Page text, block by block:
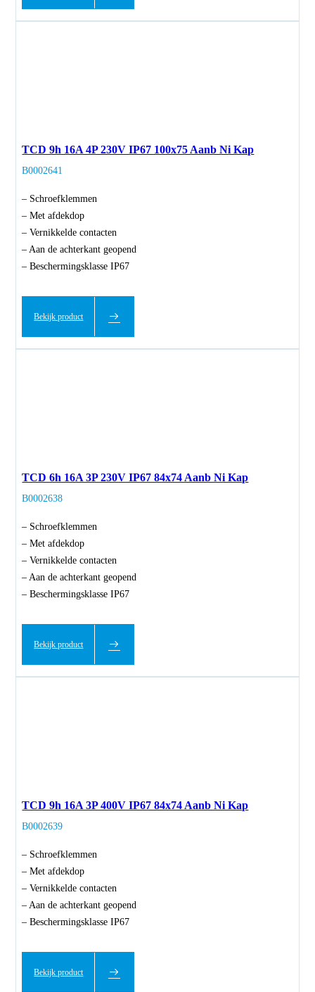
TCD 9h 16A 4P 230V IP67 100x75 Aanb Ni Kap
B0002641
– Schroefklemmen
– Met afdekdop
– Vernikkelde contacten
– Aan de achterkant geopend
– Beschermingsklasse IP67
Bekijk product
TCD 6h 16A 3P 230V IP67 84x74 Aanb Ni Kap
B0002638
– Schroefklemmen
– Met afdekdop
– Vernikkelde contacten
– Aan de achterkant geopend
– Beschermingsklasse IP67
Bekijk product
TCD 9h 16A 3P 400V IP67 84x74 Aanb Ni Kap
B0002639
– Schroefklemmen
– Met afdekdop
– Vernikkelde contacten
– Aan de achterkant geopend
– Beschermingsklasse IP67
Bekijk product